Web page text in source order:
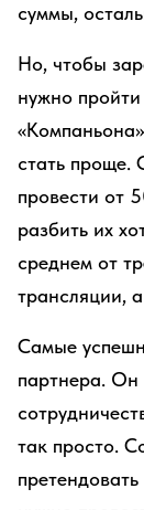
суммы,
Но, чтобы
нужно
стать проще.
провести от
разбить их
среднем от
трансляции,
Самые
партнера. Он
так просто.